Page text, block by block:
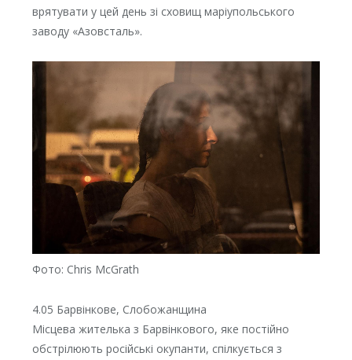
врятувати у цей день зі сховищ маріупольського
заводу «Азовсталь».
Фото: Chris McGrath
4.05 Барвінкове, Слобожанщина
Місцева жителька з Барвінкового, яке постійно
обстрілюють російські окупанти, спілкується з